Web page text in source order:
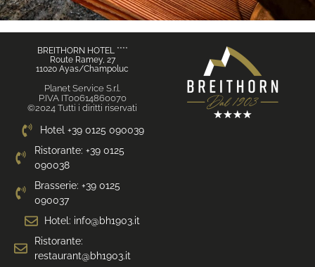
BREITHORN HOTEL ****
Route Ramey, 27
11020 Ayas/Champoluc
Planet Service S.r.l.
P.IVA IT00614860070
©2024 Tutti i diritti riservati
Hotel +39 0125 090039
Ristorante: +39 0125
090038
Brasserie: +39 0125
090037
Hotel: info@bh1903.it
Ristorante:
restaurant@bh1903.it